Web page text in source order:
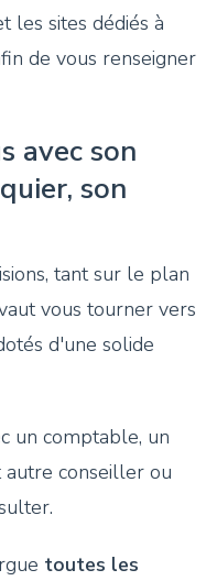
les sites dédiés à
de vous renseigner
avec son
son
tant sur le plan
vous tourner vers
d'une solide
un comptable, un
autre conseiller ou
toutes les